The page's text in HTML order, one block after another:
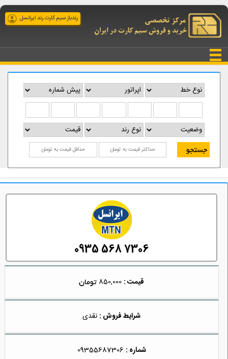
رندباز سیم کارت رند ایرانسل
0935 568 7306
قیمت :
شرایط فروش : نقدی
شماره : 09355687306